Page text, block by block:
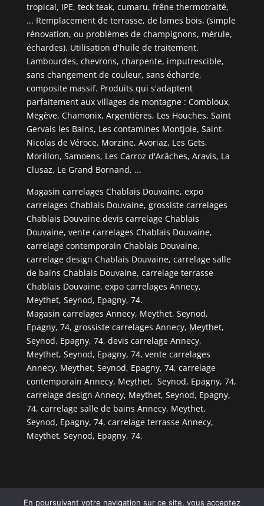
tropical, IPE, teck teak, cumaru, frêne thermotraité,
... Remplacement de terrasse, de lames bois, (simple
rénovation, ou problèmes de champignons, mérule,
échardes). Utilisation d'huile de traitement.
Lambourdes, chevrons, charpente, imputrescible,
sans changement de couleur, sans écharde,
composite massif. Produits qui s'adaptent
parfaitement aux villages de montagne : Combloux,
Megève, Chamonix, Argentières, Les Houches, Saint
Gervais les Bains, Les contamines Montjoie, Saint-
Nicolas de Véroce, Morzine, Avoriaz, Les Gets,
Morillon, Samoens, Les Carroz d'Arâches, Aravis, La
Clusaz, Le Grand Bornand, ...
Magasin carrelages Chablais Douvaine, expo
carrelages Chablais Douvaine, grossiste carrelages
Chablais Douvaine,devis carrelage Chablais
Douvaine, vente carrelages Chablais Douvaine,
carrelage contemporain Chablais Douvaine,
carrelage design Chablais Douvaine, carrelage salle
de bains Chablais Douvaine, carrelage terrasse
Chablais Douvaine, expo carrelages Annecy,
Meythet, Seynod, Epagny, 74.
Magasin carrelages Annecy, Meythet, Seynod,
Epagny, 74, grossiste carrelages Annecy, Meythet,
Seynod, Epagny, 74, devis carrelage Annecy,
Meythet, Seynod, Epagny, 74, vente carrelages
Annecy, Meythet, Seynod, Epagny, 74, carrelage
contemporain Annecy, Meythet, Seynod, Epagny, 74,
carrelage design Annecy, Meythet, Seynod, Epagny,
74, carrelage salle de bains Annecy, Meythet,
Seynod, Epagny, 74, carrelage terrasse Annecy,
Meythet, Seynod, Epagny, 74.
En poursuivant votre navigation sur ce site, vous acceptez